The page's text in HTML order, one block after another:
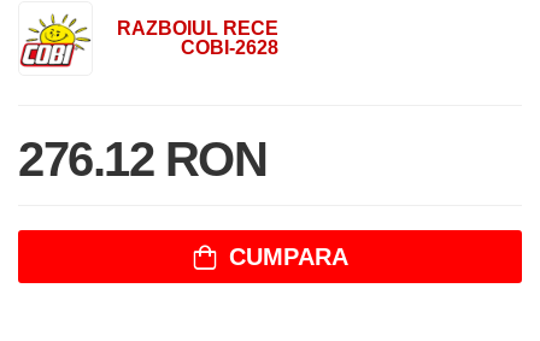
RAZBOIUL RECE
COBI-2628
276.12 RON
CUMPARA